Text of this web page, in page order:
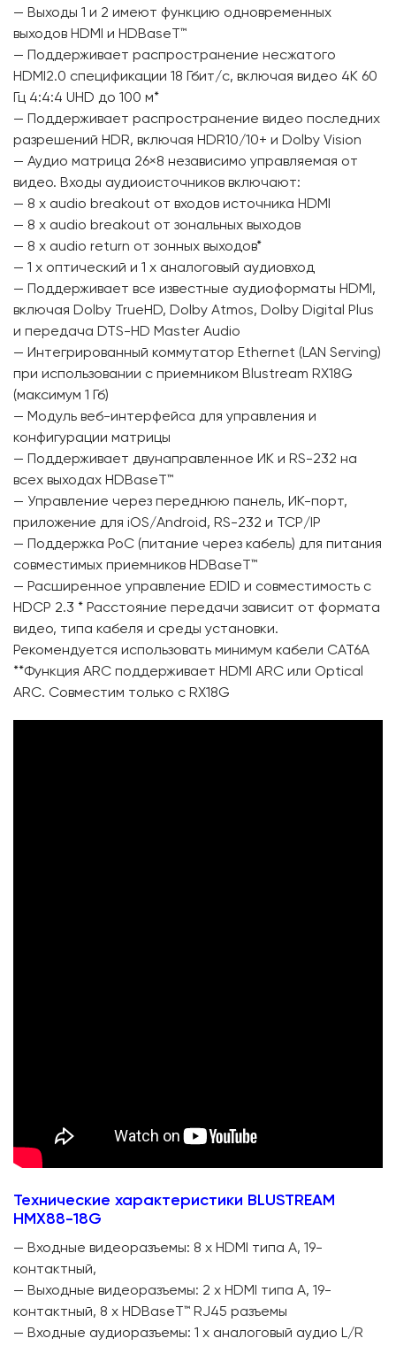
— Выходы 1 и 2 имеют функцию одновременных
выходов HDMI и HDBaseT™
— Поддерживает распространение несжатого
HDMI2.0 спецификации 18 Гбит/с, включая видео 4K 60
Гц 4:4:4 UHD до 100 м*
— Поддерживает распространение видео последних
разрешений HDR, включая HDR10/10+ и Dolby Vision
— Аудио матрица 26×8 независимо управляемая от
видео. Входы аудиоисточников включают:
— 8 x audio breakout от входов источника HDMI
— 8 x audio breakout от зональных выходов
— 8 x audio return от зонных выходов*
— 1 x оптический и 1 x аналоговый аудиовход
— Поддерживает все известные аудиоформаты HDMI,
включая Dolby TrueHD, Dolby Atmos, Dolby Digital Plus
и передача DTS-HD Master Audio
— Интегрированный коммутатор Ethernet (LAN Serving)
при использовании с приемником Blustream RX18G
(максимум 1 Гб)
— Модуль веб-интерфейса для управления и
конфигурации матрицы
— Поддерживает двунаправленное ИК и RS-232 на
всех выходах HDBaseT™
— Управление через переднюю панель, ИК-порт,
приложение для iOS/Android, RS-232 и TCP/IP
— Поддержка PoC (питание через кабель) для питания
совместимых приемников HDBaseT™
— Расширенное управление EDID и совместимость с
HDCP 2.3 * Расстояние передачи зависит от формата
видео, типа кабеля и среды установки.
Рекомендуется использовать минимум кабели CAT6A
**Функция ARC поддерживает HDMI ARC или Optical
ARC. Совместим только с RX18G
Технические характеристики ВLUSTREAM
HMX88-18G
— Входные видеоразъемы: 8 x HDMI типа A, 19-
контактный,
— Выходные видеоразъемы: 2 x HDMI типа A, 19-
контактный, 8 x HDBaseT™ RJ45 разъемы
— Входные аудиоразъемы: 1 x аналоговый аудио L/R